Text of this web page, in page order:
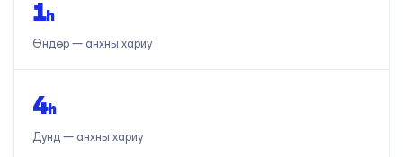
1h
Өндөр — анхны хариу
4h
Дунд — анхны хариу